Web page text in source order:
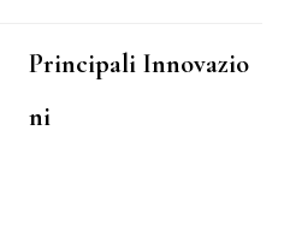
Principali Innovazio
ni